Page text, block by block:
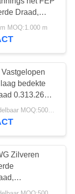
Draad,
koperdraad
200
MOQ:1.000 m
bedekte
0.313.26mm
-
Onderhandelbaar MOQ:5000 PC 's
Draad